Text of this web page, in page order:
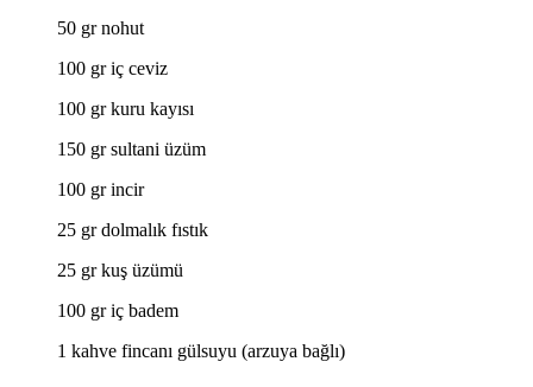
50 gr nohut
100 gr iç ceviz
100 gr kuru kayısı
150 gr sultani üzüm
100 gr incir
25 gr dolmalık fıstık
25 gr kuş üzümü
100 gr iç badem
1 kahve fincanı gülsuyu (arzuya bağlı)